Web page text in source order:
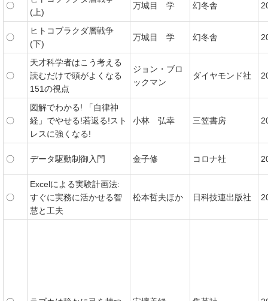
〇
(上)
万城目 学 幻冬舎
〇
ヒトコブラクダ層戦争
(下)
万城目 学 幻冬舎
〇
天才科学者はこう考える
読むだけで頭がよくなる
151の視点
ジョン・ブロ
ックマン
ダイヤモンド社
〇
図解でわかる! 「自律神
経」でやせる!若返る!スト
レスに強くなる!
小林 弘幸 三笠書房
〇 データ駆動制御入門 金子修 コロナ社
〇
Excelによる実験計画法:
すぐに実務に活かせる智
慧と工夫
松本哲夫ほか 日科技連出版社